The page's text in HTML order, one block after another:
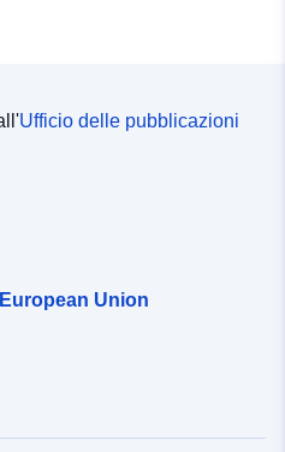
Ufficio delle pubblicazioni
Union